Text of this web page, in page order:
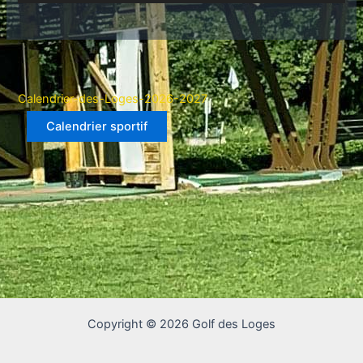
Calendrier-des-Loges-2026-2027
Calendrier sportif
Copyright © 2026 Golf des Loges